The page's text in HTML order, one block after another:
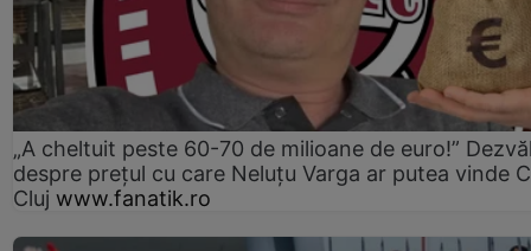
„A cheltuit peste 60-70 de milioane de euro!”
despre prețul cu care Neluțu Varga ar putea vinde
Cluj www.fanatik.ro